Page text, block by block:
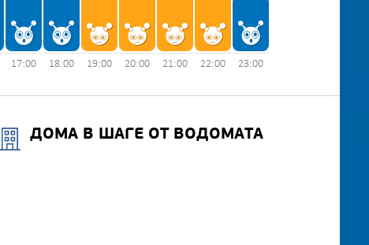
17:00 18:00 19:00 20:00 21:00 22:00 23:00
ДОМА В ШАГЕ ОТ ВОДОМАТА